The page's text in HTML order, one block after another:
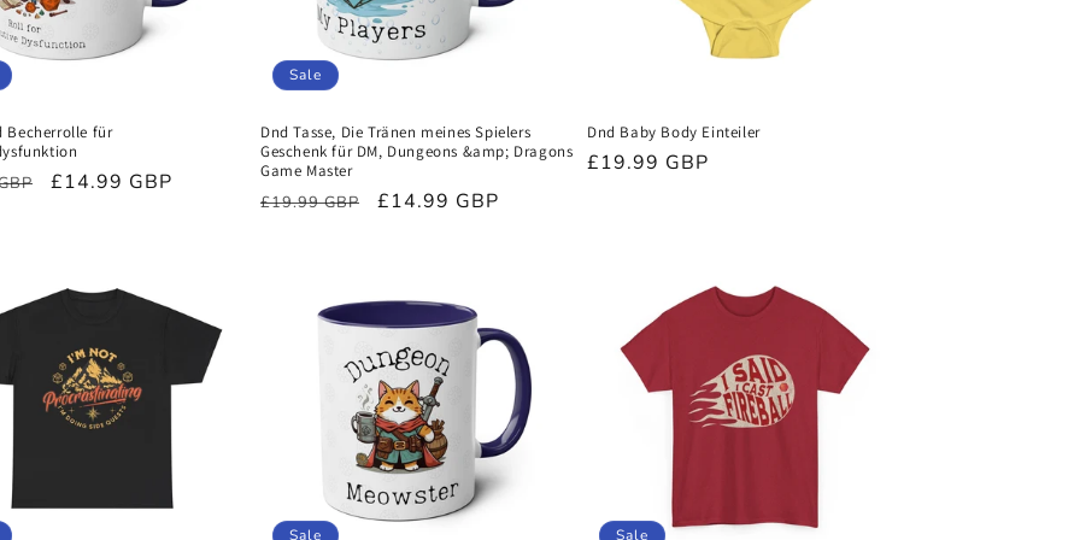
Becherrolle für
Verkaufspreis
£14.99 GBP
Sale
Dnd Tasse, Die Tränen meines Spielers
Geschenk für DM, Dungeons &amp; Dragons
Game Master
Normaler
£19.99 GBP Verkaufspreis
£14.99 GBP
Dnd Baby Body Einteiler
Normaler
£19.99 GBP
Sale Sale